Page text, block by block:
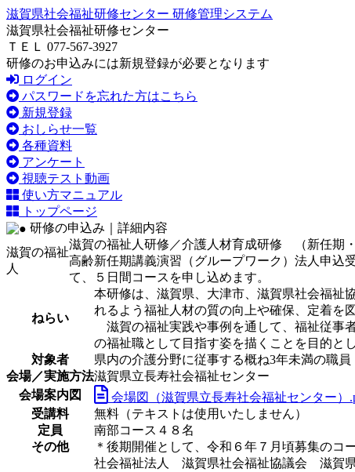
滋賀県社会福祉研修センター 研修管理システム
滋賀県社会福祉研修センター
ＴＥＬ 077-567-3927
研修のお申込みには新規登録が必要となります
ログイン
パスワードを忘れた方はこちら
新規登録
おしらせ一覧
各種資料
アンケート
視聴テスト動画
使い方マニュアル
トップページ
研修の申込み｜詳細内容
滋賀の福祉
人
滋賀の福祉人研修／介護人材育成研修 （新任期・
高齢新任期講義演習（グループワーク） 法人申込
て、５日間コースを申し込めます。
ねらい
本研修は、滋賀県、大津市、滋賀県社会福祉
れるよう福祉人材の質の向上や確保、定着を
滋賀の福祉実践や事例を通して、福祉従事
の福祉職として目指す姿を描くことを目的と
対象者
県内の介護分野に従事する概ね3年未満の職員
会場／実施方法滋賀県立長寿社会福祉センター
会場案内図
会場図（滋賀県立長寿社会福祉センター）
受講料
無料（テキストは使用いたしません）
定員
南部コース４８名
その他
＊後期開催として、令和６年７月頃募集のコ
社会福祉法人 滋賀県社会福祉協議会 滋賀